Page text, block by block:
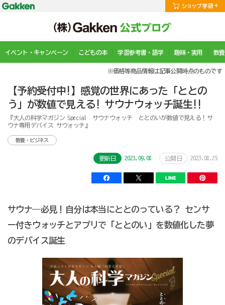
イベント・キャンペーン こどもの本 学習参考書・語学 趣味・実用 教
※価格等商品情報は記事公開時点のものです
【予約受付中!】感覚の世界にあった「ととの
う」が数値で見える! サウナウォッチ誕生!!
『大人の科学マガジン Special サウナウォッチ ととのいが数値で見える！サ
ウナ専用デバイス サウォッチ』
教養・ビジネス
更新日 2023.09.08 公開日 2023.08.25
サウナ―必見！自分は本当にととのっている？ センサ
ー付きウォッチとアプリで「ととのい」を数値化した夢
のデバイス誕生